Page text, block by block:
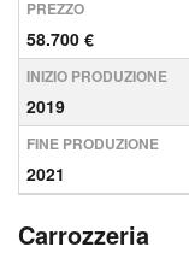
PREZZO
58.700 €
INIZIO PRODUZIONE
2019
FINE PRODUZIONE
2021
Carrozzeria